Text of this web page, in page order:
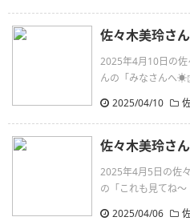
佐々木美玲さ
2025年4月10日の佐
んの「みなさんへ
2025/04/10
佐々木美玲さ
2025年4月5日の佐
の「これも見てね〜
2025/04/06